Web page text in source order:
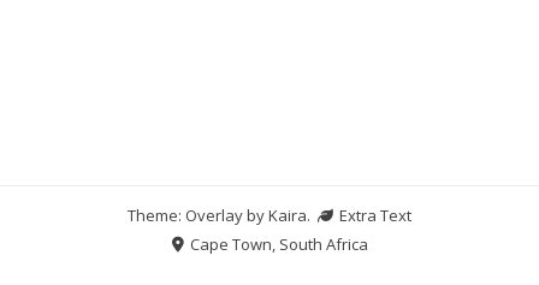
Theme: Overlay byKaira.
Extra Text
Cape Town, South Africa